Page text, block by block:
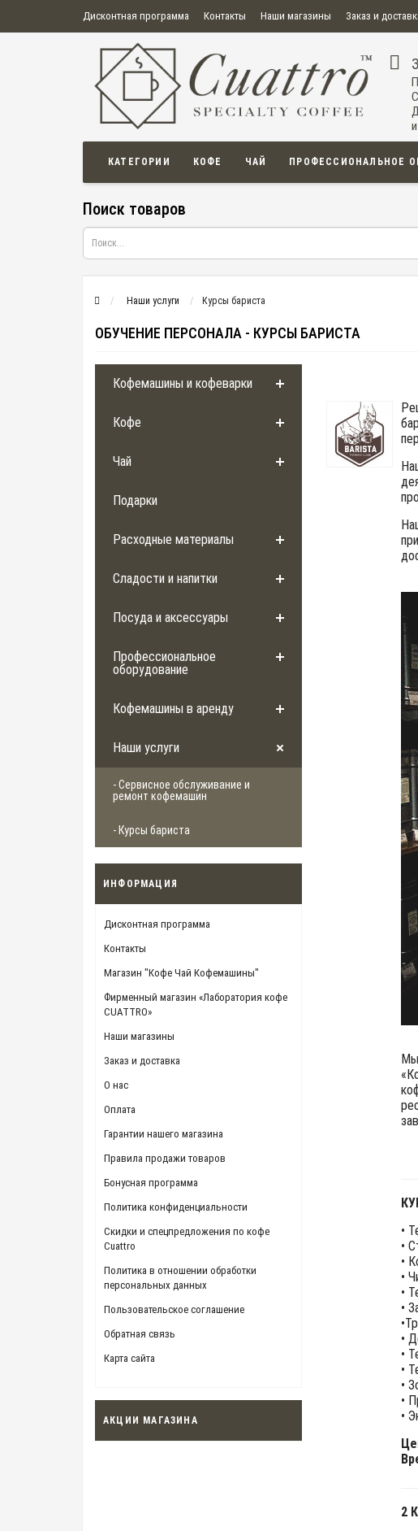
Дисконтная программа Контакты Наши магазины Заказ и
О нас Оплата Правила продажи товаров
Политика конфиденциальности
Политика в отношении обработки персональных данных
Пользовательское соглашение
КАТЕГОРИИ КОФЕ ЧАЙ ПРОФЕССИОНАЛЬНОЕ
Поиск товаров
Наши услуги Курсы бариста
ОБУЧЕНИЕ ПЕРСОНАЛА - КУРСЫ БАРИСТА
Кофемашины и кофеварки
Кофе
Чай
Подарки
Расходные материалы
Сладости и напитки
Посуда и аксессуары
Профессиональное
оборудование
Кофемашины в аренду
Наши услуги
- Сервисное обслуживание и
ремонт кофемашин
- Курсы бариста
ИНФОРМАЦИЯ
Дисконтная программа
Контакты
Магазин "Кофе Чай Кофемашины"
Фирменный магазин «Лаборатория кофе
CUATTRO»
Наши магазины
Заказ и доставка
О нас
Оплата
Гарантии нашего магазина
Правила продажи товаров
Бонусная программа
Политика конфиденциальности
Скидки и спецпредложения по кофе
Cuattro
Политика в отношении обработки
персональных данных
Пользовательское соглашение
Обратная связь
Карта сайта
АКЦИИ МАГАЗИНА
•
•
•
•
•
•
•
•
•
•
•
•
2